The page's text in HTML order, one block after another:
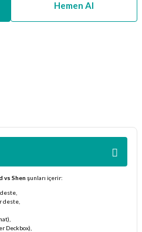
Hemen Al
vs Shen şunları içerir:
deste,
Deckbox),